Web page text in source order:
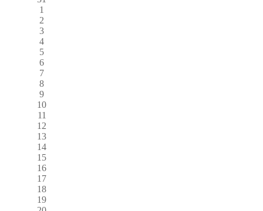
1
2
3
4
5
6
7
8
9
10
11
12
13
14
15
16
17
18
19